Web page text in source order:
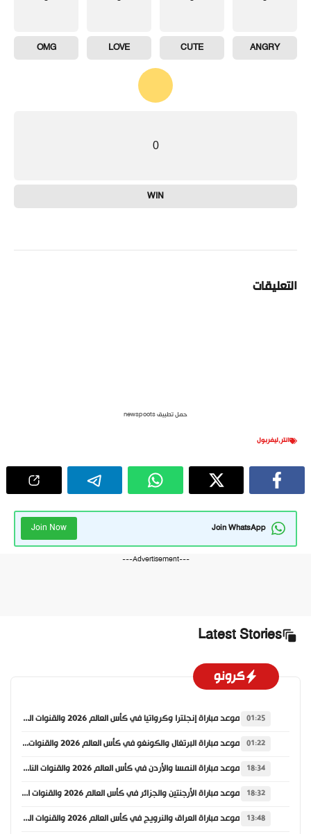
ANGRY
CUTE
LOVE
OMG
0
WIN
التعليقات
حمل تطبيق newspoots
انتر,ليفربول
Join WhatsApp
Join Now
---Advertisement---
Latest Stories
كرونو
01:25 موعد مباراة إنجلترا وكرواتيا في كأس العالم 2026 والقنوات الناقلة
01:22 موعد مباراة البرتغال والكونغو في كأس العالم 2026 والقنوات الناقلة
18:34 موعد مباراة النمسا والأردن في كأس العالم 2026 والقنوات الناقلة
18:32 موعد مباراة الأرجنتين والجزائر في كأس العالم 2026 والقنوات الناقلة
13:48 موعد مباراة العراق والنرويج في كأس العالم 2026 والقنوات الناقلة